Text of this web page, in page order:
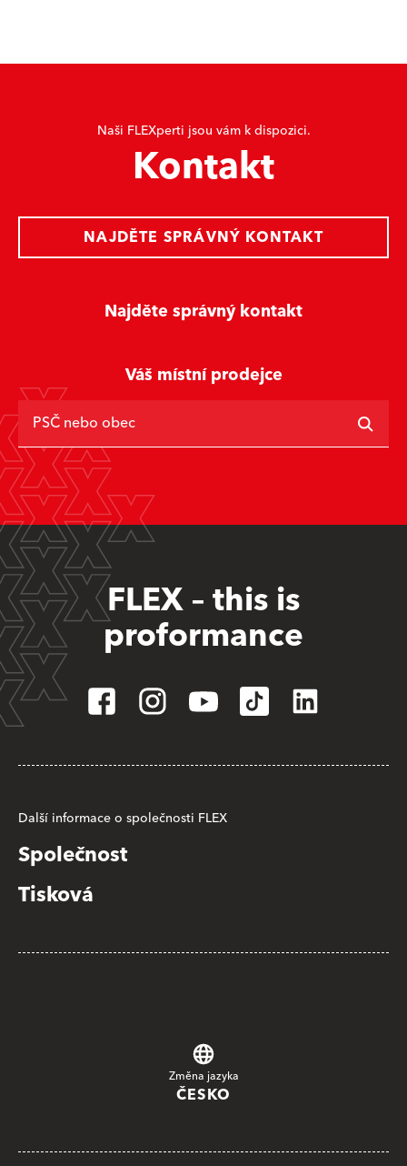
Naši FLEXperti jsou vám k dispozici.
Kontakt
Najděte správný kontakt
NAJDĚTE SPRÁVNÝ KONTAKT
Váš místní prodejce
PSČ nebo obec
FLEX – this is
proformance
Další informace o společnosti FLEX
Společnost
Tisková
Změna jazyka
ČESKO